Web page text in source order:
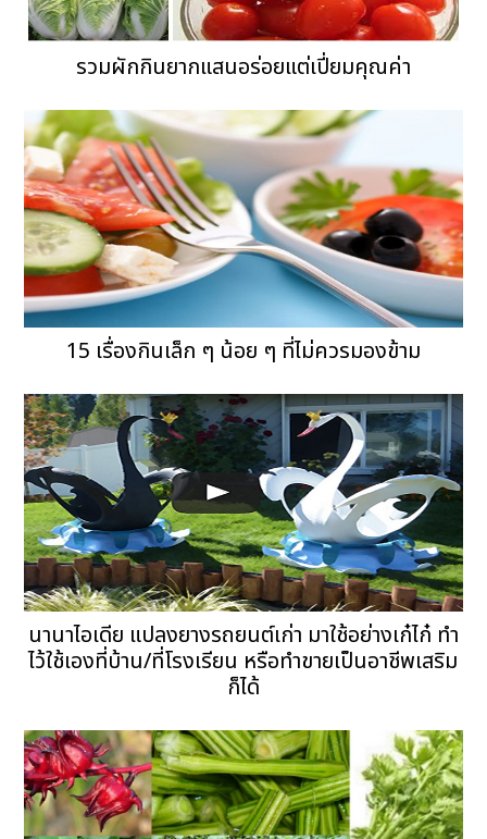
รวมผักกินยากแสนอร่อยแต่เปี่ยมคุณค่า
15 เรื่องกินเล็ก ๆ น้อย ๆ ที่ไม่ควรมองข้าม
นานาไอเดีย แปลงยางรถยนต์เก่า มาใช้อย่างเก๋ไก๋ ทำ
ไว้ใช้เองที่บ้าน/ที่โรงเรียน หรือทำขายเป็นอาชีพเสริม
ก็ได้